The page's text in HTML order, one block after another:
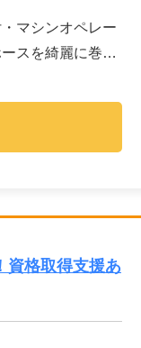
マシンオペレー
スを綺麗に巻き
資格取得支援あ